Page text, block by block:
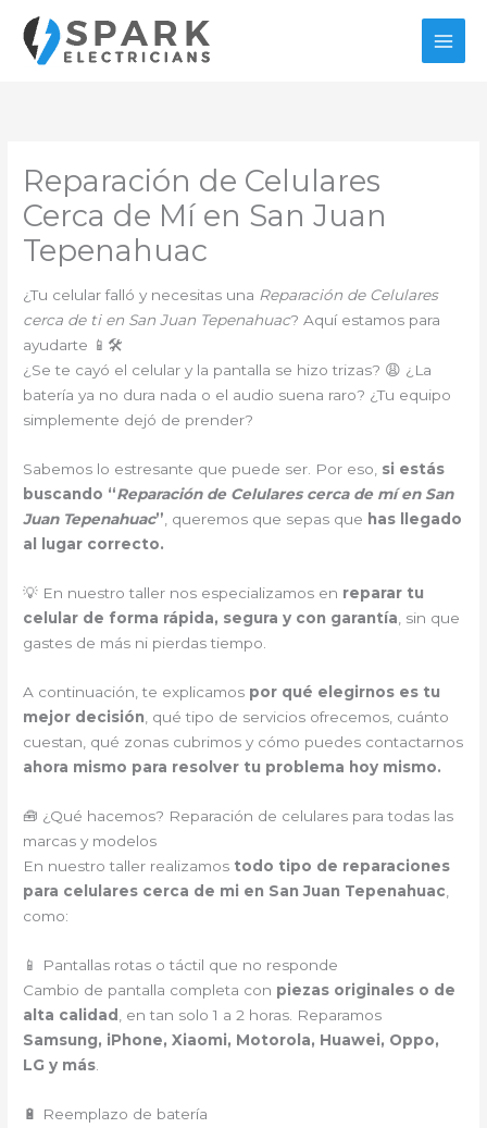
contenido
Reparación de Celulares
Cerca de Mí en San Juan
Tepenahuac
¿Tu celular falló y necesitas una Reparación de Celulares
cerca de ti en San Juan Tepenahuac? Aquí estamos para
ayudarte 📱🛠️
¿Se te cayó el celular y la pantalla se hizo trizas? 😩 ¿La
batería ya no dura nada o el audio suena raro? ¿Tu equipo
simplemente dejó de prender?
Sabemos lo estresante que puede ser. Por eso, si estás
buscando “Reparación de Celulares cerca de mí en San
Juan Tepenahuac” , queremos que sepas que has llegado
al lugar correcto.
💡 En nuestro taller nos especializamos en reparar tu
celular de forma rápida, segura y con garantía , sin que
gastes de más ni pierdas tiempo.
A continuación, te explicamos por qué elegirnos es tu
mejor decisión , qué tipo de servicios ofrecemos, cuánto
cuestan, qué zonas cubrimos y cómo puedes contactarnos
ahora mismo para resolver tu problema hoy mismo.
🧰 ¿Qué hacemos? Reparación de celulares para todas las
marcas y modelos
En nuestro taller realizamos todo tipo de reparaciones
para celulares cerca de mi en San Juan Tepenahuac
como:
📱 Pantallas rotas o táctil que no responde
Cambio de pantalla completa con piezas originales o de
alta calidad
, en tan solo 1 a 2 horas. Reparamos
Samsung, iPhone, Xiaomi, Motorola, Huawei, Oppo,
LG y más
🔋 Reemplazo de batería